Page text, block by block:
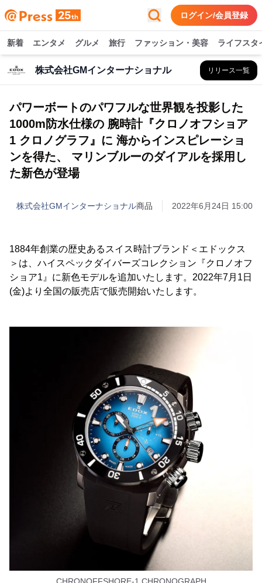
ログイン/会員登録
新着 エンタメ グルメ 旅行 ファッション・美容 ライフスタ
株式会社GMインターナショナル リリース一覧
パワーボートのパワフルな世界観を投影した
1000m防水仕様の 腕時計『クロノオフショア
1 クロノグラフ』に 海からインスピレーショ
ンを得た、 マリンブルーのダイアルを採用し
た新色が登場
株式会社GMインターナショナル商品 2022年6月24日 15:00
1884年創業の歴史あるスイス時計ブランド＜エドックス
＞は、ハイスペックダイバーズコレクション『クロノオフ
ショア1』に新色モデルを追加いたします。2022年7月1日
(金)より全国の販売店で販売開始いたします。